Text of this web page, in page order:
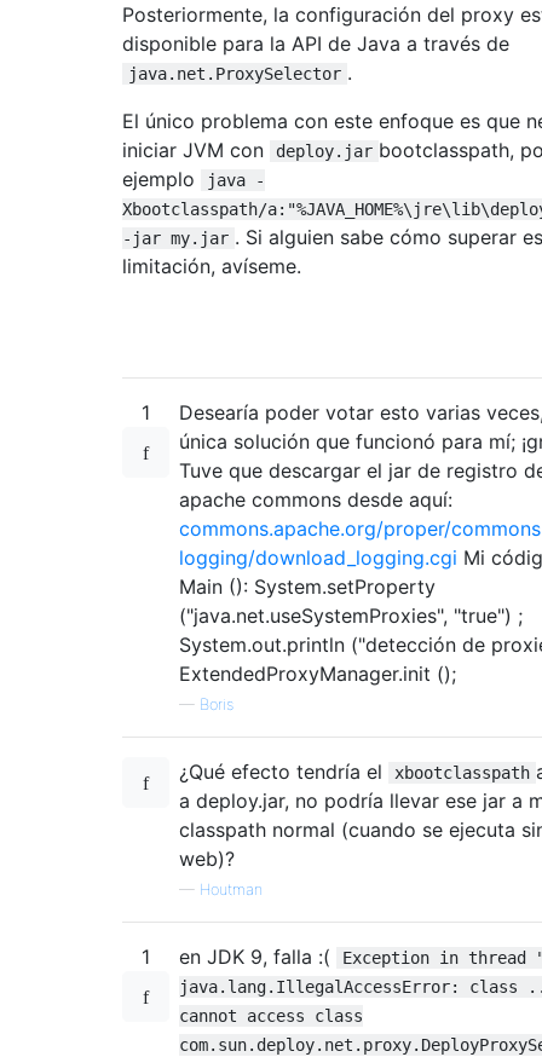
}
return
}
}
Posteriormente, la configuración del proxy
disponible para la API de Java a través de
java.net.ProxySelector .
El único problema con este enfoque es que
iniciar JVM con
deploy.jar bootclasspath,
ejemplo
java -
Xbootclasspath/
-jar my.jar . Si alguien sabe cómo superar
limitación, avíseme.
1
Desearía poder votar esto varias
única solución que funcionó para mí;
Tuve que descargar el jar de registro
apache commons desde aquí:
commons.apache.org/proper/
logging/download_logging.cgi Mi
Main (): System.setProperty
("java.net.useSystemProxies", "true") ;
System.out.println ("detección de
ExtendedProxyManager.init ();
— Boris
¿Qué efecto tendría el xbootclasspath
a deploy.jar, no podría llevar ese jar a
classpath normal (cuando se ejecuta
web)?
— Houtman
1 en JDK 9, falla :(
Exception in thread
java.lang.IllegalAccessError: class
cannot access class